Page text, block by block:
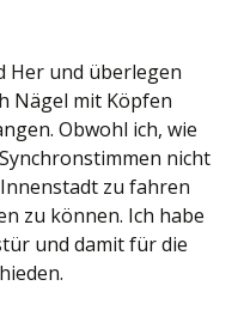
Her und überlegen
Nägel mit Köpfen
Obwohl ich, wie
nicht
zu fahren
zu können. Ich habe
und damit für die